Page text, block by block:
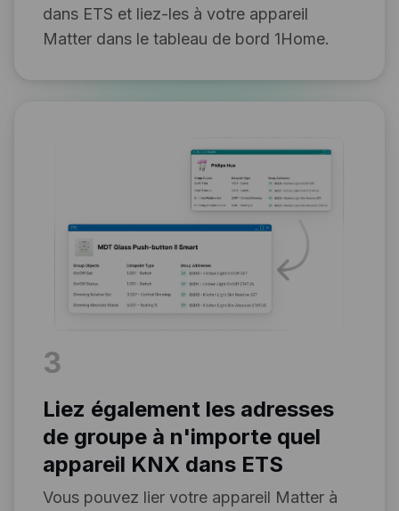
dans ETS et liez-les à votre appareil
Matter dans le tableau de bord 1Home.
3
Liez également les adresses
de groupe à n'importe quel
appareil KNX dans ETS
Vous pouvez lier votre appareil Matter à